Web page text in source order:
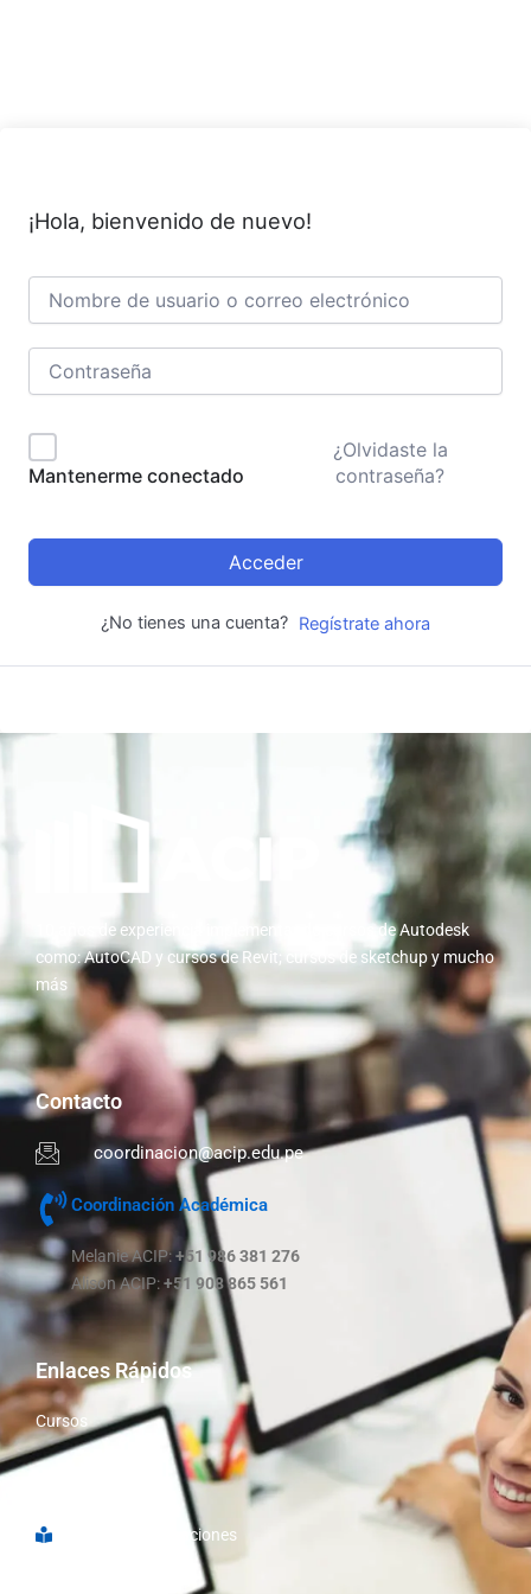
¡Hola, bienvenido de nuevo!
Mantenerme conectado
¿Olvidaste la
contraseña?
Acceder
¿No tienes una cuenta? Regístrate ahora
10 años de experiencia implementando cursos de Autodesk
como: AutoCAD y cursos de Revit; cursos de sketchup y mucho
más
Contacto
coordinacion@acip.edu.pe
Coordinación Académica
Melanie ACIP:+51 986 381 276
Alison ACIP:+51 908 865 561
Enlaces Rápidos
Cursos
Libro de Reclamaciones